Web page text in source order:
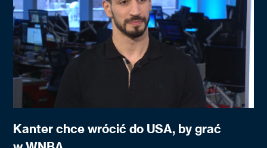
Kanter chce wrócić do USA, by grać